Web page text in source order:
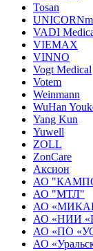
Tosan
VADI
VIEMAX
VINNO
Vogt Medical
Votem
Weinmann
WuHan
Yang Kun
Yuwell
ZOLL
ZonCare
Аксион
АО
АО "МТЛ"
АО
АО «НИИ
АО «ПО
АО